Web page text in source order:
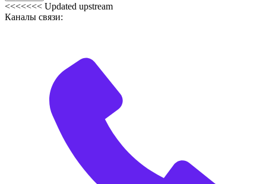
<<<<<<< Updated upstream
Каналы связи: